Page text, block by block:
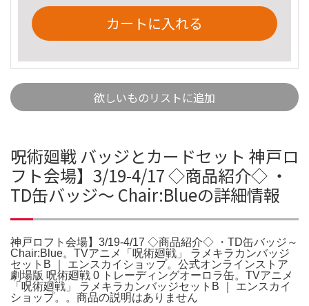
カートに入れる
欲しいものリストに追加
呪術廻戦 バッジとカードセット 神戸ロ
フト会場】3/19-4/17 ◇商品紹介◇ ・
TD缶バッジ～ Chair:Blueの詳細情報
神戸ロフト会場】3/19-4/17 ◇商品紹介◇ ・TD缶バッジ～
Chair:Blue。TVアニメ「呪術廻戦」 ラメキラカンバッジ
セットB ｜ エンスカイショップ。公式オンラインストア
劇場版 呪術廻戦 0 トレーディングオーロラ缶。TVアニメ
「呪術廻戦」 ラメキラカンバッジセットB ｜ エンスカイ
ショップ。。商品の説明はありません